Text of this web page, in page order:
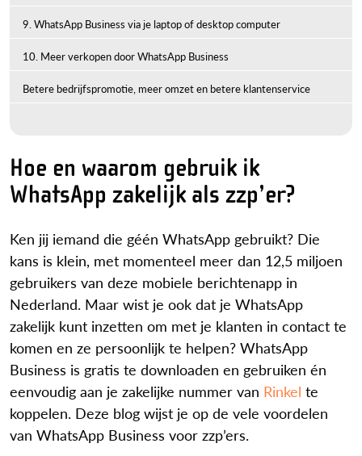
9. WhatsApp Business via je laptop of desktop computer
10. Meer verkopen door WhatsApp Business
Betere bedrijfspromotie, meer omzet en betere klantenservice
Hoe en waarom gebruik ik
WhatsApp zakelijk als zzp’er?
Ken jij iemand die géén WhatsApp gebruikt? Die
kans is klein, met momenteel meer dan 12,5 miljoen
gebruikers van deze mobiele berichtenapp in
Nederland. Maar wist je ook dat je WhatsApp
zakelijk kunt inzetten om met je klanten in contact te
komen en ze persoonlijk te helpen? WhatsApp
Business is gratis te downloaden en gebruiken én
eenvoudig aan je zakelijke nummer van Rinkel te
koppelen. Deze blog wijst je op de vele voordelen
van WhatsApp Business voor zzp’ers.